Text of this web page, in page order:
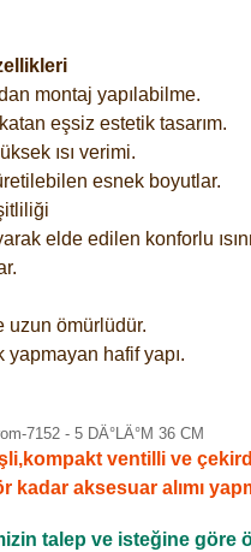
montaj yapılabilme.
eşsiz estetik tasarım.
ısı verimi.
esnek boyutlar.
elde edilen konforlu
uzun ömürlüdür.
yapmayan hafif yapı.
ventilli ve
kadar aksesuar alımı
talep ve isteğine göre